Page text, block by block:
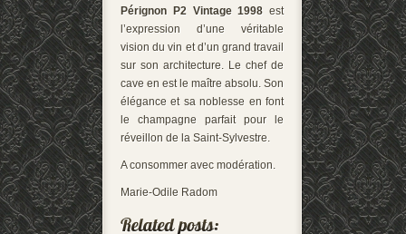
Pérignon P2 Vintage 1998 est
l’expression d’une véritable
vision du vin et d’un grand travail
sur son architecture. Le chef de
cave en est le maître absolu. Son
élégance et sa noblesse en font
le champagne parfait pour le
réveillon de la Saint-Sylvestre.
A consommer avec modération.
Marie-Odile Radom